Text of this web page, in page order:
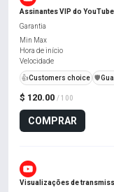
Assinantes VIP do YouTube
$ 120.00 / 100
COMPRAR
Garantia
Min Max
Hora de início
Velocidade
👍Customers choice ️🛡️
Visualizações de